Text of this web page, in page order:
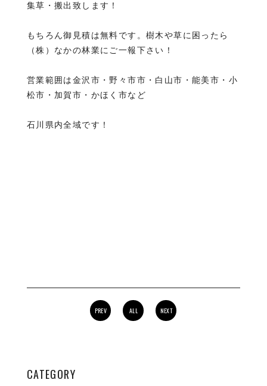
集草・搬出致します！
もちろん御見積は無料です。樹木や草に困ったら
（株）なかの林業にご一報下さい！
営業範囲は金沢市・野々市市・白山市・能美市・小
松市・加賀市・かほく市など
石川県内全域です！
PREV ALL NEXT
CATEGORY